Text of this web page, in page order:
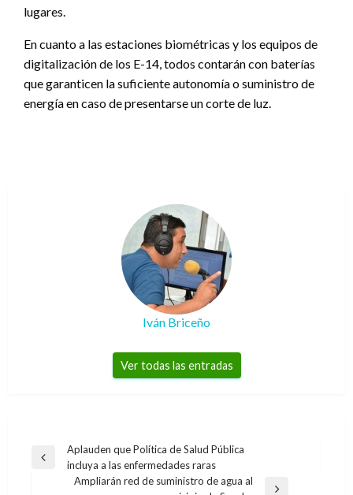
lugares.
En cuanto a las estaciones biométricas y los equipos de
digitalización de los E-14, todos contarán con baterías
que garanticen la suficiente autonomía o suministro de
energía en caso de presentarse un corte de luz.
Iván Briceño
Ver todas las entradas
Navegación
Entrada
Aplauden que Política de Salud Pública
incluya a las enfermedades raras
Ampliarán red de suministro de agua al